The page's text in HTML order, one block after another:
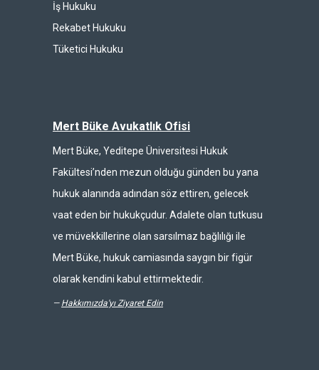
İş Hukuku
Rekabet Hukuku
Tüketici Hukuku
Mert Büke Avukatlık Ofisi
Mert Büke, Yeditepe Üniversitesi Hukuk
Fakültesi’nden mezun olduğu günden bu yana
hukuk alanında adından söz ettiren, gelecek
vaat eden bir hukukçudur. Adalete olan tutkusu
ve müvekkillerine olan sarsılmaz bağlılığı ile
Mert Büke, hukuk camiasında saygın bir figür
olarak kendini kabul ettirmektedir.
— Hakkımızda'yı Ziyaret Edin